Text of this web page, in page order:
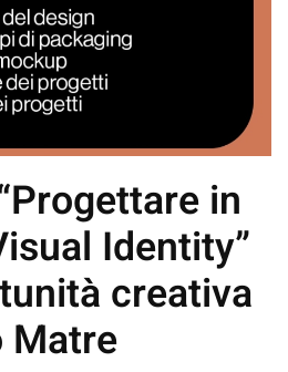
in
Identity”
creativa
Matre